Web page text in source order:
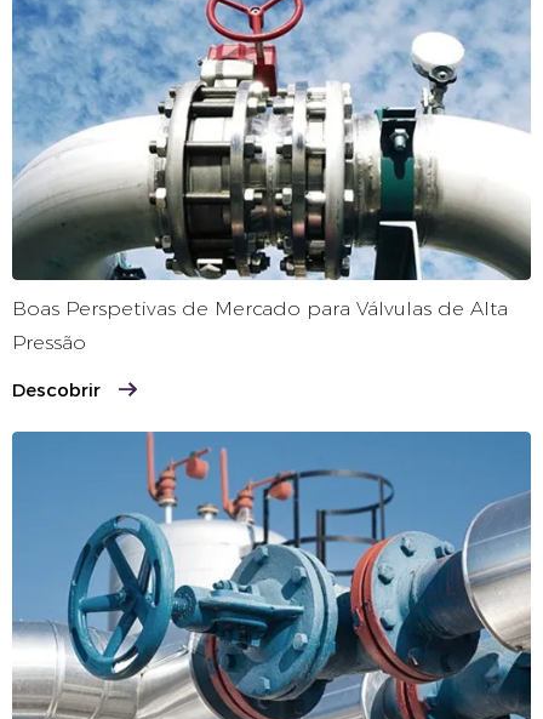
Boas Perspetivas de Mercado para Válvulas de Alta
Pressão
Descobrir